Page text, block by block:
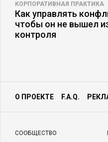
КОРПОРАТИВНАЯ ПРАКТИКА
Как управлять
чтобы он не вышел
контроля
О ПРОЕКТЕ F.A.Q.
CООБЩЕСТВО